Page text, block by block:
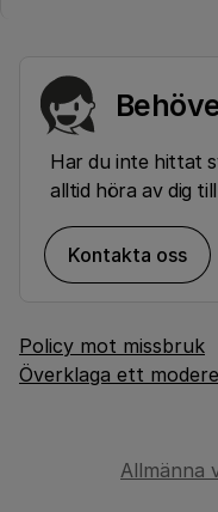
Har du inte hittat
alltid höra av dig
Kontakta oss
Policy mot missbruk
Överklaga ett
Allmänna